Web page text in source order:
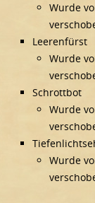
Wurde
Leerenfürst
Wurde
Schrottbot
Wurde
Wurde